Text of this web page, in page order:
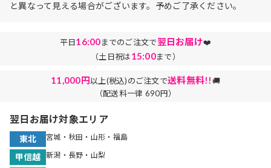
と異なって見える場合がございます。予めご了承ください。
平日16:00までのご注文で翌日お届け❤️
（土日祝は15:00まで）
11,000円以上(税込)のご注文で送料無料!!🚚
（配送料一律 690円）
翌日お届け対象エリア
東北 宮城・秋田・山形・福島
甲信越 新潟・長野・山梨